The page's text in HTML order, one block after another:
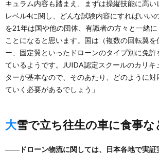
キュラム内容も踏まえ、まずは操縦技能に高
レベル4に関し、どんな試験内容にすればいい
を21年は国や他の団体、有識者の方々と一緒に
ことになると思います。国は（複数の回転翼を
ー、固定翼といったドローンのタイプ別に免許
ているようです。JUIDA認定スクールのカリキ
ターが基本なので、そのあたり、どのように対
ていく必要があるでしょう」
大雪で立ち往生の車に食事
――ドローン物流に関しては、日本各地で実証